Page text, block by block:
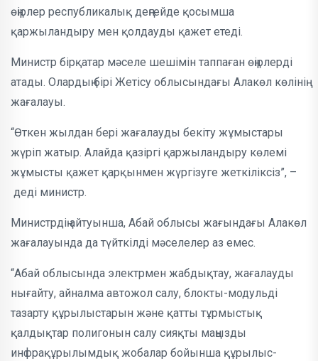
өңірлер республикалық деңгейде қосымша
қаржыландыру мен қолдауды қажет етеді.
Министр бірқатар мәселе шешімін таппаған өңірлерді
атады. Олардың бірі Жетісу облысындағы Алакөл көлінің
жағалауы.
“Өткен жылдан бері жағалауды бекіту жұмыстары
жүріп жатыр. Алайда қазіргі қаржыландыру көлемі
жұмысты қажет қарқынмен жүргізуге жеткіліксіз”, –
деді министр.
Министрдің айтуынша, Абай облысы жағындағы Алакөл
жағалауында да түйткілді мәселелер аз емес.
“Абай облысында электрмен жабдықтау, жағалауды
нығайту, айналма автожол салу, блокты-модульді
тазарту құрылыстарын және қатты тұрмыстық
қалдықтар полигонын салу сияқты маңызды
инфрақұрылымдық жобалар бойынша құрылыс-